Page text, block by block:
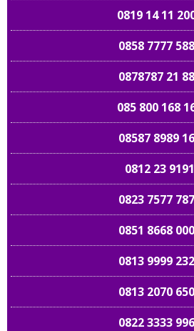
0819 14 11
0858 7777
0878787 21
085 800 168
08587 8989
0812 23 9191
0823 7577
0851 8668
0813 9999
0813 2070
0822 3333